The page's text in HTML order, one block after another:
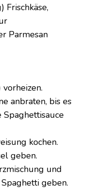
Frischkäse,
Parmesan
anbraten, bis es
kochen.
geben.
und
geben.